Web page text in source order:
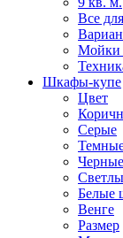
Все
Мойки
Шкафы-купе
Цвет
Серые
Черные
Белые
Венге
Размер